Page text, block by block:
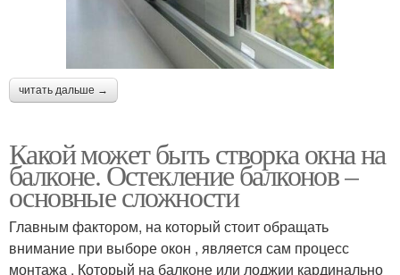
читать дальше →
Какой может быть створка окна на
балконе. Остекление балконов –
основные сложности
Главным фактором, на который стоит обращать
внимание при выборе окон , является сам процесс
монтажа . Который на балконе или лоджии кардинально